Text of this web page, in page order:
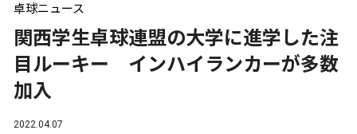
卓球ニュース
関西学生卓球連盟の大学に進学した注
目ルーキー インハイランカーが多数
加入
2022.04.07